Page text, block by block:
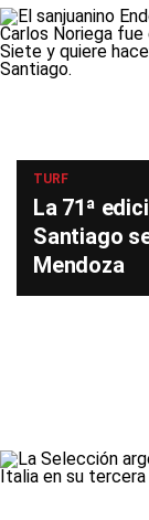
TURF
La 71ª
Santiago
Mendoza